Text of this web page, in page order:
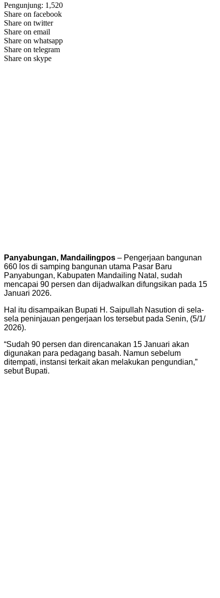
Pengunjung: 1,520
Share on facebook
Share on twitter
Share on email
Share on whatsapp
Share on telegram
Share on skype
Panyabungan, Mandailingpos – Pengerjaan bangunan
660 los di samping bangunan utama Pasar Baru
Panyabungan, Kabupaten Mandailing Natal, sudah
mencapai 90 persen dan dijadwalkan difungsikan pada 15
Januari 2026.
Hal itu disampaikan Bupati H. Saipullah Nasution di sela-
sela peninjauan pengerjaan los tersebut pada Senin, (5/1/
2026).
“Sudah 90 persen dan direncanakan 15 Januari akan
digunakan para pedagang basah. Namun sebelum
ditempati, instansi terkait akan melakukan pengundian,”
sebut Bupati.